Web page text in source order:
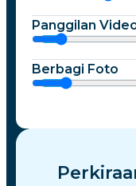
Panggilan
Berbagi Foto